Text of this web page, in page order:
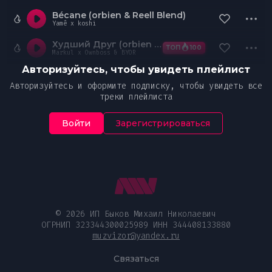
Bécane (orbien & Reell Blend)
Yamê x koshi
Худший Друг (orbien Blend)
Markul x Ownboss & BYOR
ТОП 100
Авторизуйтесь, чтобы увидеть плейлист
Авторизуйтесь и оформите подписку, чтобы увидеть все
треки плейлиста
Войти Зарегистрироваться
© 2026 ИП Быков Михаил Николаевич
ОГРНИП 323344300025989 ИНН 344408133880
muzvizor@yandex.ru
Связаться